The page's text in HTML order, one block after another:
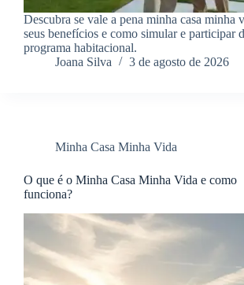
Descubra se vale a pena minha casa minha
seus benefícios e como simular e participar
programa habitacional.
Joana Silva
3 de agosto de 2026
Minha Casa Minha Vida
O que é o Minha Casa Minha Vida e como
funciona?